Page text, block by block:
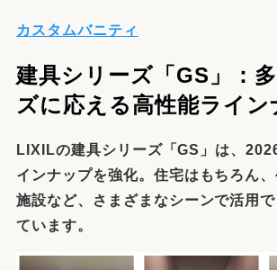
カスタムバニティ
建具シリーズ「GS」：
ズに応える高性能ライン
LIXILの建具シリーズ「GS」は、
インナップを強化。住宅はもちろん
施設など、さまざまなシーンで活用
ています。